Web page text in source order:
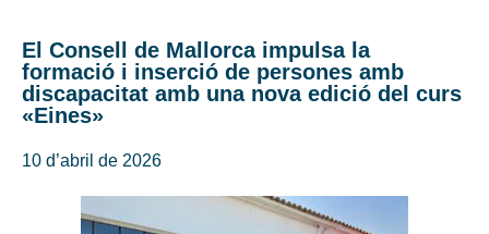
El Consell de Mallorca impulsa la
formació i inserció de persones amb
discapacitat amb una nova edició del curs
«Eines»
10 d’abril de 2026